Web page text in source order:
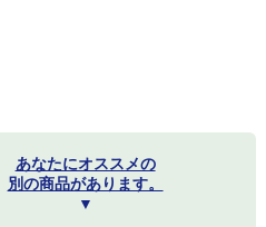
あなたにオススメの
別の商品があります。
▼